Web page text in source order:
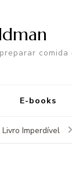
comida
E-books
Imperdível